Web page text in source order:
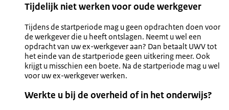
Tijdelijk niet werken voor oude werkgever
Tijdens de startperiode mag u geen opdrachten doen voor
de werkgever die u heeft ontslagen. Neemt u wel een
opdracht van uw ex-werkgever aan? Dan betaalt UWV tot
het einde van de startperiode geen uitkering meer. Ook
krijgt u misschien een boete. Na de startperiode mag u wel
voor uw ex-werkgever werken.
Werkte u bij de overheid of in het onderwijs?